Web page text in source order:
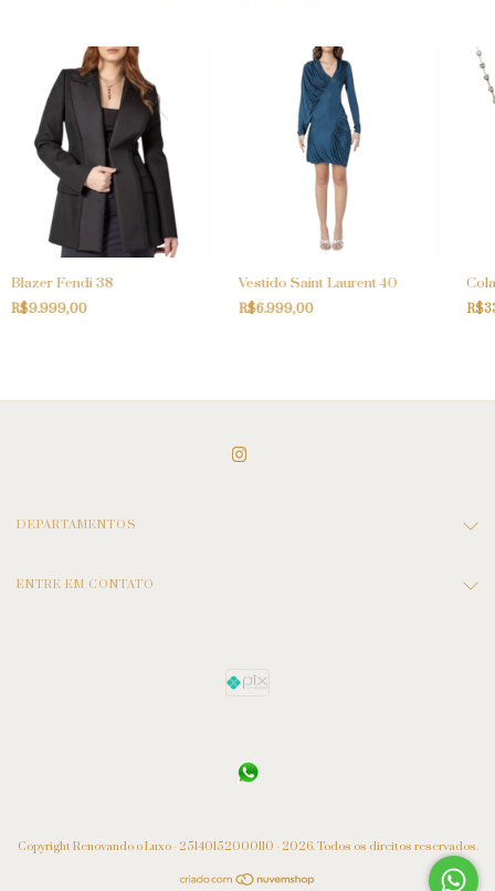
Blazer Fendi 38
R$9.999,00
Vestido Saint Laurent 40
R$6.999,00
DEPARTAMENTOS
ENTRE EM CONTATO
Copyright Renovando o Luxo - 25140152000110 - 2026. Todos os direitos reservados.